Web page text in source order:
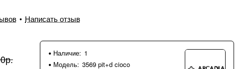
• Написать отзыв
Наличие: 1
Модель: 3569 pit+d cioco